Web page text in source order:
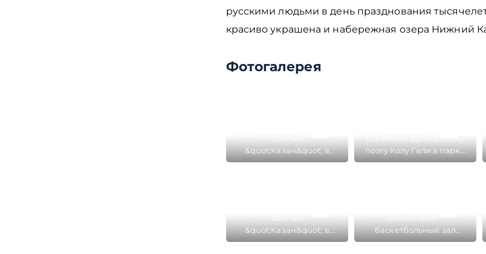
русскими людьми в день празднования
красиво украшена и набережная озера Нижний
Фотогалерея
&quot;Казан&quot; в
парке Миллениум в
поэту Колу Гали в парке
Миллениум в Казани
&quot;Казан&quot; в
парке Миллениум в
баскетбольный зал
около парка Миллениум